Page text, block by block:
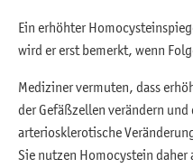
Ein erhöhter
wird er erst bemerkt, wenn
Mediziner vermuten, dass
der Gefäßzellen verändern
arteriosklerotische
Sie nutzen Homocystein daher